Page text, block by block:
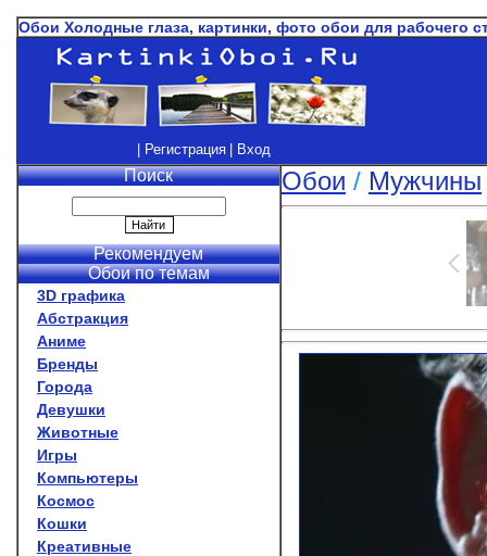
Обои Холодные глаза, картинки, фото обои для рабочего
| Регистрация | Вход
Поиск
Рекомендуем
Обои по темам
3D графика
Абстракция
Аниме
Бренды
Города
Девушки
Животные
Игры
Компьютеры
Космос
Кошки
Креативные
Обои / Мужчины